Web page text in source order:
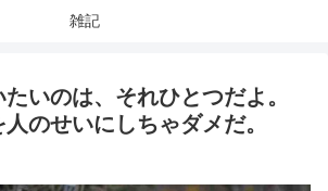
雑記
たいのは、それひとつだよ。
のせいにしちゃダメだ。